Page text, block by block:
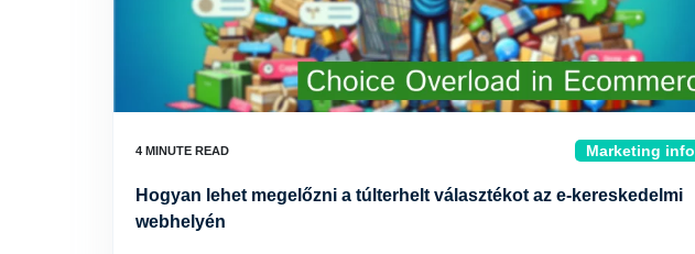
Marketing info
Hogyan lehet megelőzni a túlterhelt választékot az e-kereskedelmi
webhelyén